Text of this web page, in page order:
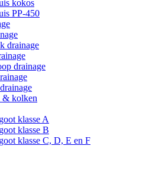
kokos
PP-450
drainage
drainage
& kolken
klasse A
klasse B
klasse C, D, E en F